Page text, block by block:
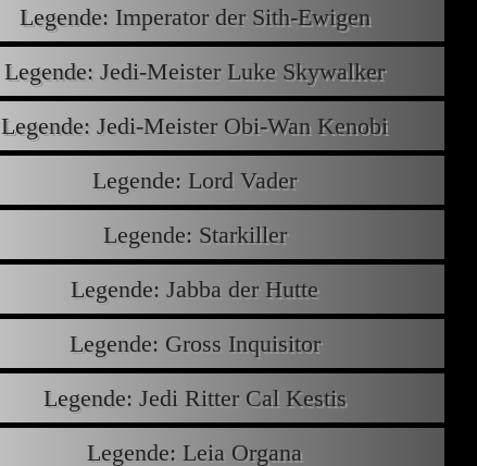
Legende: Imperator der Sith-Ewigen
Legende: Jedi-Meister Luke Skywalker
Legende: Jedi-Meister Obi-Wan Kenobi
Legende: Lord Vader
Legende: Starkiller
Legende: Jabba der Hutte
Legende: Gross Inquisitor
Legende: Jedi Ritter Cal Kestis
Legende: Leia Organa